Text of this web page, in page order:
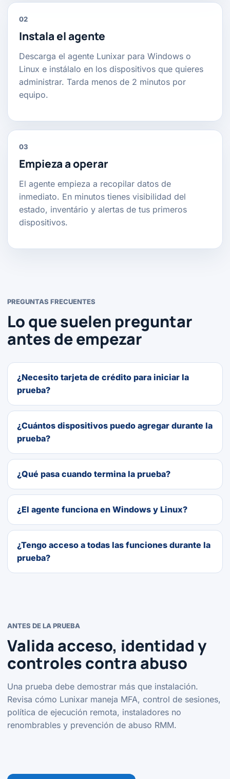
02
Instala el agente
Descarga el agente Lunixar para Windows o
Linux e instálalo en los dispositivos que quieres
administrar. Tarda menos de 2 minutos por
equipo.
03
Empieza a operar
El agente empieza a recopilar datos de
inmediato. En minutos tienes visibilidad del
estado, inventário y alertas de tus primeros
dispositivos.
PREGUNTAS FRECUENTES
Lo que suelen preguntar
antes de empezar
¿Necesito tarjeta de crédito para iniciar la
prueba?
¿Cuántos dispositivos puedo agregar durante la
prueba?
¿Qué pasa cuando termina la prueba?
¿El agente funciona en Windows y Linux?
¿Tengo acceso a todas las funciones durante la
prueba?
ANTES DE LA PRUEBA
Valida acceso, identidad y
controles contra abuso
Una prueba debe demostrar más que instalación.
Revisa cómo Lunixar maneja MFA, control de sesiones,
política de ejecución remota, instaladores no
renombrables y prevención de abuso RMM.